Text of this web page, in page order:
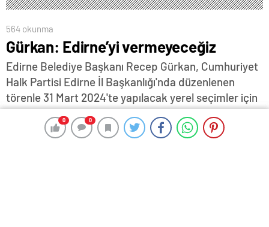
0 0
564 okunma
Gürkan: Edirne’yi vermeyeceğiz
Edirne Belediye Başkanı Recep Gürkan, Cumhuriyet
Halk Partisi Edirne İl Başkanlığı'nda düzenlenen
törenle 31 Mart 2024'te yapılacak yerel seçimler için
belediye başkanlığı aday adaylığı başvurusunu
yaptı… Başvuru sonrası partililer ve vatandaşlara
0 0